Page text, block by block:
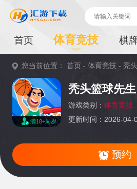
首页 体育竞技 棋
您当前位置：首页 -体育竞技 -秃
满18+周岁
秃头篮球先生
游戏类别： 体育竞技
更新时间：2026-04-
预约